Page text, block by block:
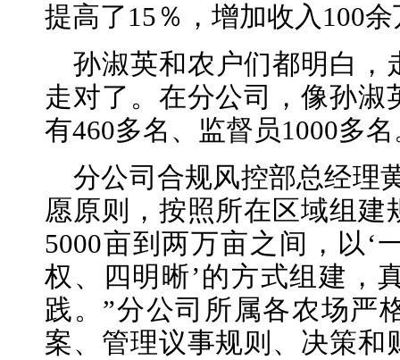
提高了15％，增加收入100
孙淑英和农户们都明白，
走对了。在分公司，像孙
有460多名、监督员1000多
分公司合规风控部总经理
愿原则，按照所在区域组
5000亩到两万亩之间，以‘
权、四明晰’的方式组建，
践。”分公司所属各农场严
案、管理议事规则、决策